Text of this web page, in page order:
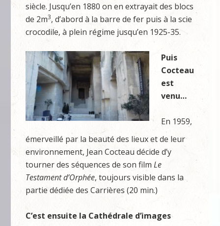
siècle. Jusqu’en 1880 on en extrayait des blocs
de 2m3, d’abord à la barre de fer puis à la scie
crocodile, à plein régime jusqu’en 1925-35.
Puis
Cocteau
est
venu…
En 1959,
émerveillé par la beauté des lieux et de leur
environnement, Jean Cocteau décide d’y
tourner des séquences de son filmLe
Testament d’Orphée, toujours visible dans la
partie dédiée des Carrières (20 min.)
C’est ensuite la Cathédrale d’images